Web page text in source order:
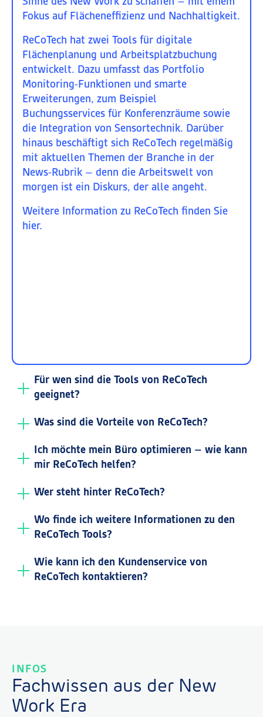
Fokus auf Flächeneffizienz und Nachhaltigkeit.
ReCoTech hat zwei Tools für digitale
Flächenplanung und Arbeitsplatzbuchung
entwickelt. Dazu umfasst das Portfolio
Monitoring-Funktionen und smarte
Erweiterungen, zum Beispiel
Buchungsservices für Konferenzräume sowie
die Integration von Sensortechnik. Darüber
hinaus beschäftigt sich ReCoTech regelmäßig
mit aktuellen Themen der Branche in der
News-Rubrik– denn die Arbeitswelt von
morgen ist ein Diskurs, der alle angeht.
Weitere Information zu ReCoTech finden Sie
hier.
Für wen sind die Tools von ReCoTech
geeignet?
Was sind die Vorteile von ReCoTech?
Ich möchte mein Büro optimieren – wie kann
mir ReCoTech helfen?
Wer steht hinter ReCoTech?
Wo finde ich weitere Informationen zu den
ReCoTech Tools?
Wie kann ich den Kundenservice von
ReCoTech kontaktieren?
INFOS
Fachwissen aus der New
Work Era
Cookie-Informationen anzeigen
Marketing (1)
Marketing-Cookies werden von Drittanbietern oder Publishern verwendet, um
personalisierte Werbung anzuzeigen. Sie tun dies, indem sie Besucher über
Websites hinweg verfolgen.
Cookie-Informationen anzeigen
Datenschutzerklärung Impressum